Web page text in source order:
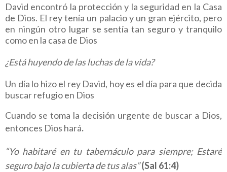
David encontró la protección y la seguridad en la Casa
de Dios. El rey tenía un palacio y un gran ejército, pero
en ningún otro lugar se sentía tan seguro y tranquilo
como en la casa de Dios
¿Está huyendo de las luchas de la vida?
Un día lo hizo el rey David, hoy es el día para que decida
buscar refugio en Dios
Cuando se toma la decisión urgente de buscar a Dios,
entonces Dios hará.
“Yo habitaré en tu tabernáculo para siempre; Estaré
seguro bajo la cubierta de tus alas”(Sal 61:4)